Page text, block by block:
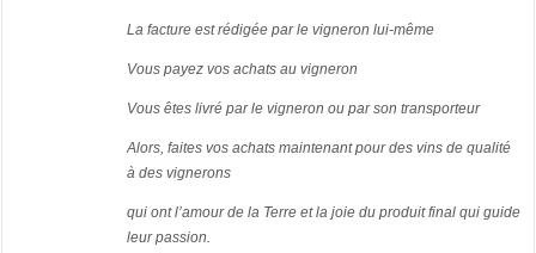
La facture est rédigée par le vigneron lui-même
Vous payez vos achats au vigneron
Vous êtes livré par le vigneron ou par son transporteur
Alors, faites vos achats maintenant pour des vins de qualité
à des vignerons
qui ont l’amour de la Terre et la joie du produit final qui guide
leur passion.